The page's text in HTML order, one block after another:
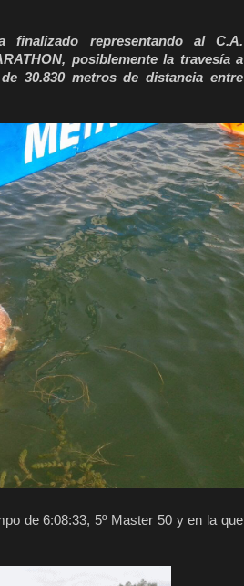
finalizado representando al C.A.
posiblemente la travesía a
30.830 metros de distancia entre
de 6:08:33, 5º Master 50 y en la que